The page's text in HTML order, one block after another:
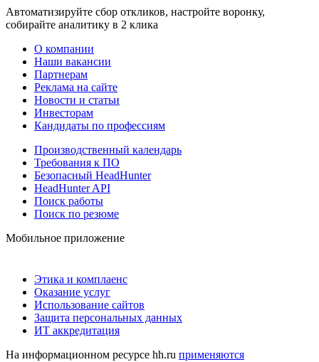
Автоматизируйте сбор откликов, настройте воронку,
собирайте аналитику в 2 клика
О компании
Наши вакансии
Партнерам
Реклама на сайте
Новости и статьи
Инвесторам
Кандидаты по профессиям
Производственный календарь
Требования к ПО
Безопасный HeadHunter
HeadHunter API
Поиск работы
Поиск по резюме
Мобильное приложение
Этика и комплаенс
Оказание услуг
Использование сайтов
Защита персональных данных
ИТ аккредитация
На информационном ресурсе hh.ru применяются